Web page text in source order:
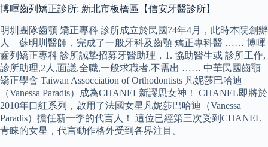
博暉齒列矯正診所: 新北市板橋區【信安牙醫診所】
明圳團隊齒顎 矯正專科 診所成立於民國74年4月，此時本院創辦
人—蘇明圳醫師，完成了一般牙科及齒顎 矯正專科醫 …… 博暉
齒列矯正專科 診所誠摯招募牙醫助理，1. 協助醫生或 診所工作,
診所助理,2人,面議,全職,一般求職者,不需出 …… 中華民國齒顎
矯正學會 Taiwan Assocciation of Orthodontists 凡妮莎巴哈迪
（Vanessa Paradis）成為CHANEL新謬思女神！ CHANEL即將於
2010年口紅系列，啟用了法國女星凡妮莎巴哈迪（Vanessa
Paradis）擔任新一季的代言人！ 這位已經第三次受到CHANEL
青睞的女星，代言動作格外受到各界注目。